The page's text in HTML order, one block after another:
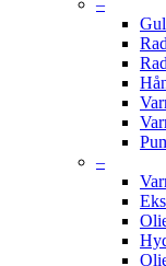
–
–